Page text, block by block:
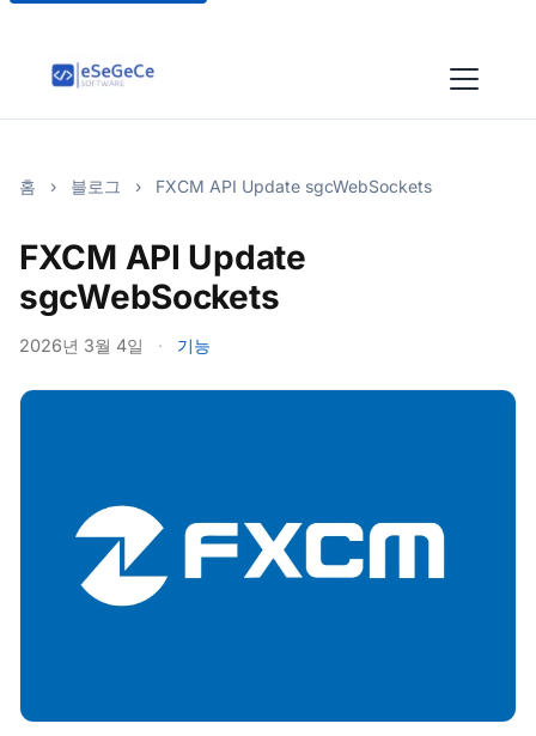
홈 › 블로그 › FXCM API Update sgcWebSockets
FXCM API Update
sgcWebSockets
2026년 3월 4일 · 기능